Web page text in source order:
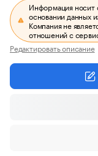
Информация носит
основании данных
Компания не
отношений с
Редактировать описание